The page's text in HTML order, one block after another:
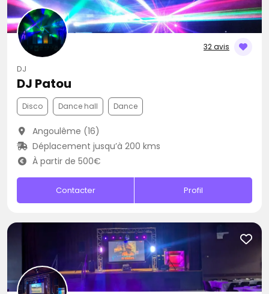
32 avis
DJ
DJ Patou
Disco Dance hall Dance
Angoulême (16)
Déplacement jusqu’à 200 kms
À partir de 500€
Contacter Profil